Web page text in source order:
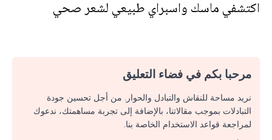
اكتشفي ماسك واسبراي طبيعي لشعر صحي
مرحبا بكم في فضاء التعليق
نريد مساحة للنقاش والتبادل والحوار. من أجل تحسين جودة
التبادلات بموجب مقالاتنا، بالإضافة إلى تجربة مساهمتك، ندعوك
لمراجعة قواعد الاستخدام الخاصة بنا.